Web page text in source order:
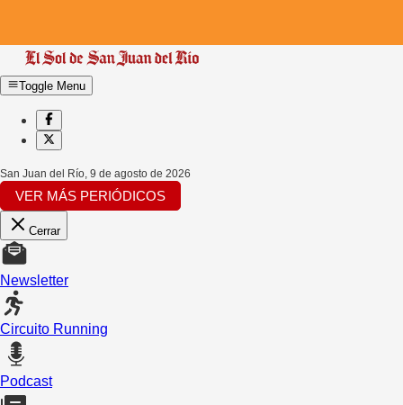
Toggle Menu
San Juan del Río, 9 de agosto de 2026
VER MÁS PERIÓDICOS
Cerrar
Newsletter
Circuito Running
Podcast